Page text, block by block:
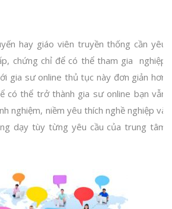
hay giáo viên truyền thống cần yêu
chứng chỉ để có thể tham gia nghiệp
gia sư online thủ tục này đơn giản hơn
có thể trở thành gia sư online bạn vẫn
nghiệm, niềm yêu thích nghề nghiệp và
dạy tùy từng yêu cầu của trung tâm